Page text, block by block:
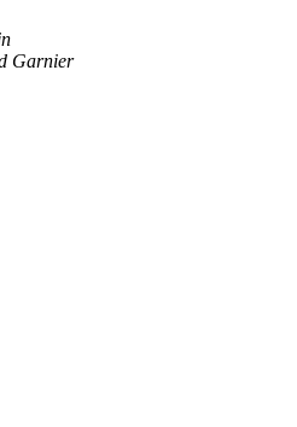
Garnier